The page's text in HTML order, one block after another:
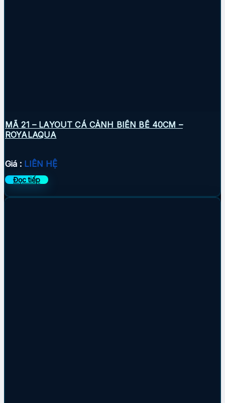
MÃ 21 – LAYOUT CÁ CẢNH BIỂN BỂ 40CM –
ROYALAQUA
Giá : LIÊN HỆ
Đọc tiếp